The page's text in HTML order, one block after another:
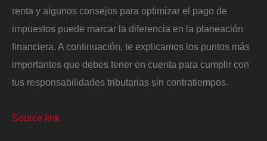
renta y algunos consejos para optimizar el pago de
impuestos puede marcar la diferencia en la planeación
financiera. A continuación, te explicamos los puntos más
importantes que debes tener en cuenta para cumplir con
tus responsabilidades tributarias sin contratiempos.
Source link